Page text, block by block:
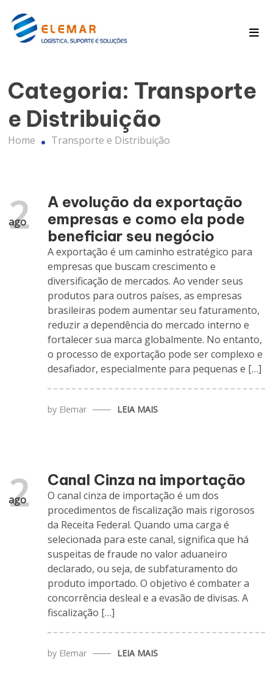
Categoria: Transporte
e Distribuição
Home Transporte e Distribuição
ago
2
A evolução da exportação
empresas e como ela pode
beneficiar seu negócio
A exportação é um caminho estratégico para
empresas que buscam crescimento e
diversificação de mercados. Ao vender seus
produtos para outros países, as empresas
brasileiras podem aumentar seu faturamento,
reduzir a dependência do mercado interno e
fortalecer sua marca globalmente. No entanto,
o processo de exportação pode ser complexo e
desafiador, especialmente para pequenas e […]
by Elemar LEIA MAIS
ago
2 Canal Cinza na importação
O canal cinza de importação é um dos
procedimentos de fiscalização mais rigorosos
da Receita Federal. Quando uma carga é
selecionada para este canal, significa que há
suspeitas de fraude no valor aduaneiro
declarado, ou seja, de subfaturamento do
produto importado. O objetivo é combater a
concorrência desleal e a evasão de divisas. A
fiscalização […]
by Elemar LEIA MAIS